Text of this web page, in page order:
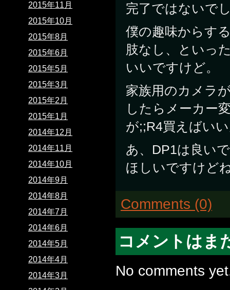
完了ではないで
僕の趣味からす
肢なし、といっ
いいですけど。
家族用のカメラ
したらメーカー
が;;R4買えばい
あ、DP1は良い
ほしいですけど
Comments (0)
コメントはま
No comments
2015年11月
2015年10月
2015年8月
2015年6月
2015年5月
2015年3月
2015年2月
2015年1月
2014年12月
2014年11月
2014年10月
2014年9月
2014年8月
2014年7月
2014年6月
2014年5月
2014年4月
2014年3月